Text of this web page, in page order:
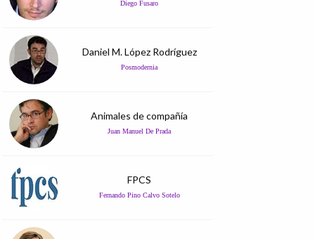
Diego Fusaro
Daniel M. López Rodríguez
Posmodernia
Animales de compañía
Juan Manuel De Prada
FPCS
Fernando Pino Calvo Sotelo